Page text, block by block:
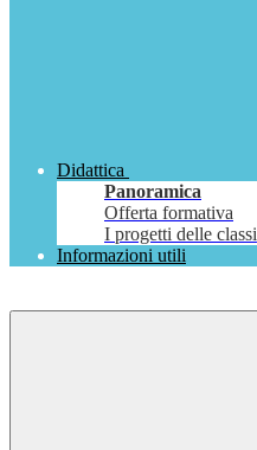
Didattica
Panoramica
Offerta formativa
I progetti delle classi
Informazioni utili